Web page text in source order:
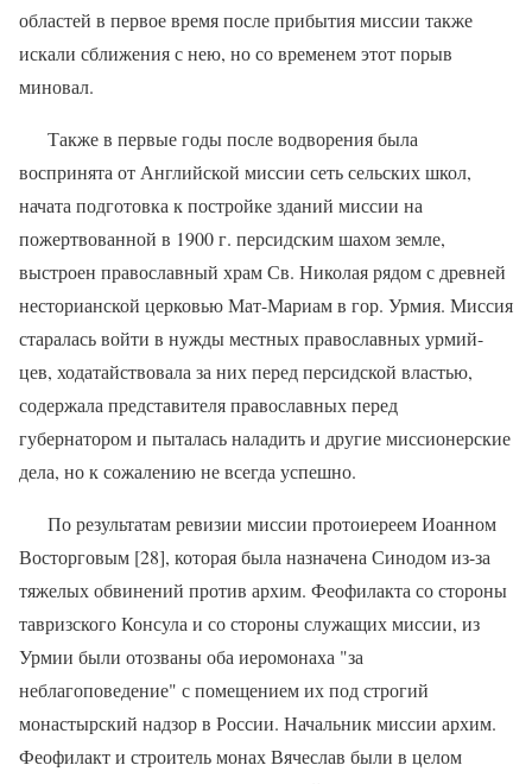
областей в первое время после прибытия миссии также
искали сближения с нею, но со временем этот порыв
миновал.
Также в первые годы после водворения была
воспринята от Английской миссии сеть сельских школ,
начата подготовка к постройке зданий миссии на
пожертвованной в 1900 г. персидским шахом земле,
выстроен православный храм Св. Николая рядом с древней
несторианской церковью Мат-Мариам в гор. Урмия. Миссия
старалась войти в нужды местных православных урмий-
цев, ходатайствовала за них перед персидской властью,
содержала представителя православных перед
губернатором и пыталась наладить и другие миссионерские
дела, но к сожалению не всегда успешно.
По результатам ревизии миссии протоиереем Иоанном
Восторговым [28], которая была назначена Синодом из-за
тяжелых обвинений против архим. Феофилакта со стороны
тавризского Консула и со стороны служащих миссии, из
Урмии были отозваны оба иеромонаха "за
неблагоповедение" с помещением их под строгий
монастырский надзор в России. Начальник миссии архим.
Феофилакт и строитель монах Вячеслав были в целом